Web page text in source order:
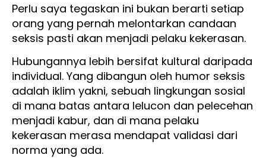
Perlu saya tegaskan ini bukan berarti setiap
orang yang pernah melontarkan candaan
seksis pasti akan menjadi pelaku kekerasan.
Hubungannya lebih bersifat kultural daripada
individual. Yang dibangun oleh humor seksis
adalah iklim yakni, sebuah lingkungan sosial
di mana batas antara lelucon dan pelecehan
menjadi kabur, dan di mana pelaku
kekerasan merasa mendapat validasi dari
norma yang ada.